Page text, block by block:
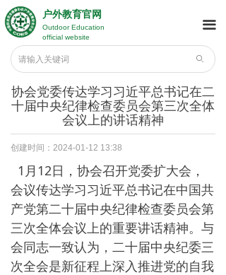
户外教育官网
Outdoor Education
official website
ꄙ
끀
创建时间： 2024-01-12 13:38
1月12日，协会召开党委扩大会，
会议传达学习习近平总书记在中国共
产党第二十届中央纪律检查委员会第
三次全体会议上的重要讲话精神。与
会同志一致认为，二十届中央纪委三
次全会是新征程上深入推进党的自我
协会党委传达学习习近平总书记在二
十届中央纪律检查委员会第三次全体
会议上的讲话精神